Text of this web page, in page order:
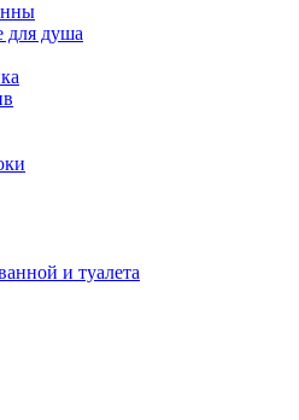
душа
и туалета